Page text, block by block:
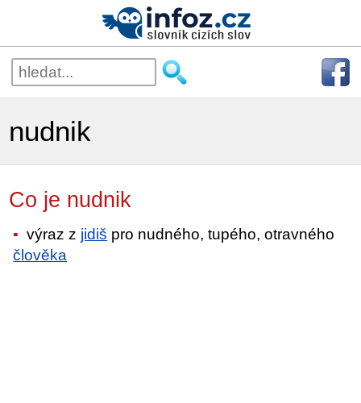
nudnik
Co je nudnik
výraz z jidiš pro nudného, tupého, otravného
člověka